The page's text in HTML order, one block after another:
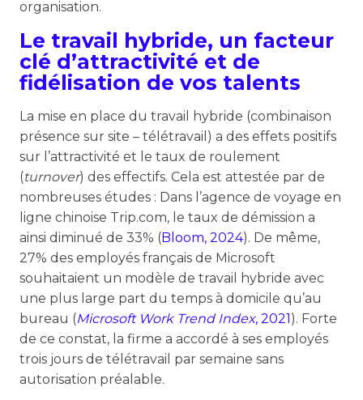
organisation.
Le travail hybride, un facteur
clé d’attractivité et de
fidélisation de vos talents
La mise en place du travail hybride (combinaison
présence sur site – télétravail) a des effets positifs
sur l’attractivité et le taux de roulement
(turnover) des effectifs. Cela est attestée par de
nombreuses études : Dans l’agence de voyage en
ligne chinoise Trip.com, le taux de démission a
ainsi diminué de 33% (Bloom, 2024). De même,
27% des employés français de Microsoft
souhaitaient un modèle de travail hybride avec
une plus large part du temps à domicile qu’au
bureau (Microsoft Work Trend Index, 2021). Forte
de ce constat, la firme a accordé à ses employés
trois jours de télétravail par semaine sans
autorisation préalable.